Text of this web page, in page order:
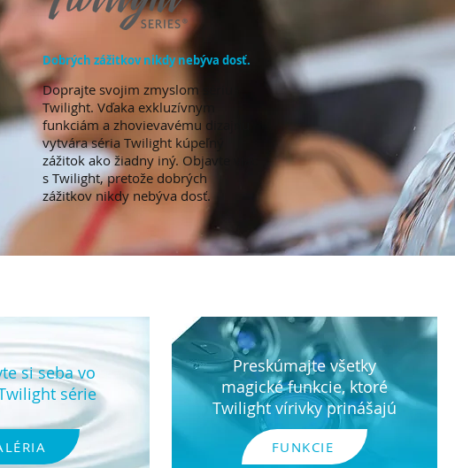
Dobrých zážitkov nikdy nebýva dosť.
Doprajte svojim zmyslom sériu
Twilight. Vďaka exkluzívnym
funkciám a zhovievavému dizajnu
vytvára séria Twilight kúpeľný
zážitok ako žiadny iný. Objavte viac
s Twilight, pretože dobrých
zážitkov nikdy nebýva dosť.
si seba vo
série
FUNKCIE
Preskúmajte všetky
magické funkcie, ktoré
Twilight vírivky prinášajú